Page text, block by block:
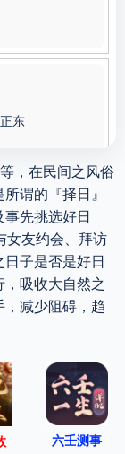
东
开业、安床、
、乘船、求嗣
，在民间之风俗
谓的『择日』
先挑选好日
女友约会、拜访
子是否是好日
吸收大自然之
，减少阻碍，趋
六壬测事